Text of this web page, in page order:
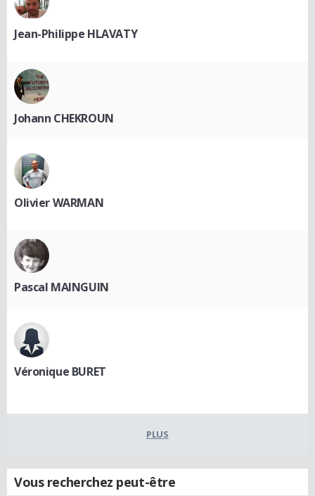
Jean-Philippe HLAVATY
Johann CHEKROUN
Olivier WARMAN
Pascal MAINGUIN
Véronique BURET
PLUS
Vous recherchez peut-être